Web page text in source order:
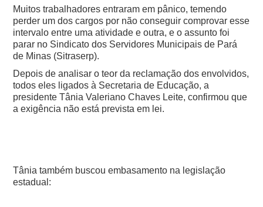
Muitos trabalhadores entraram em pânico, temendo
perder um dos cargos por não conseguir comprovar esse
intervalo entre uma atividade e outra, e o assunto foi
parar no Sindicato dos Servidores Municipais de Pará
de Minas (Sitraserp).
Depois de analisar o teor da reclamação dos envolvidos,
todos eles ligados à Secretaria de Educação, a
presidente Tânia Valeriano Chaves Leite, confirmou que
a exigência não está prevista em lei.
Tânia também buscou embasamento na legislação
estadual: